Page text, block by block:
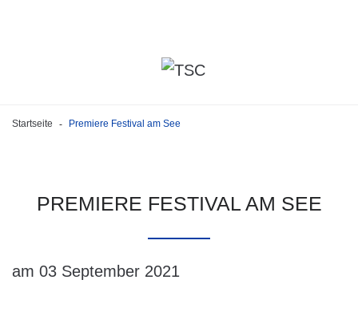
Startseite - Premiere Festival am See
PREMIERE FESTIVAL AM SEE
am 03 September 2021